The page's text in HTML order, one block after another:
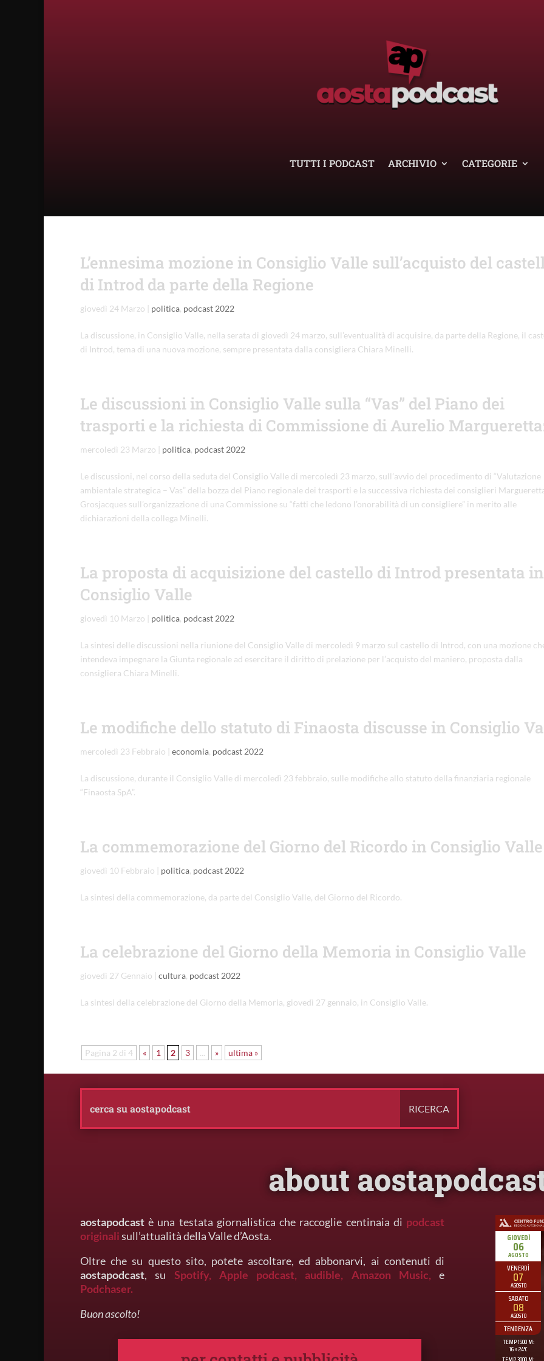
TUTTI I PODCAST ARCHIVIO CATEGORIE
L’ennesima mozione in Consiglio Valle sull’acquisto del
di Introd da parte della Regione
giovedì 24 Marzo politica, podcast 2022
La discussione, in Consiglio Valle, nella serata di giovedì 24 marzo, sull’eventualità di acquisire, da parte della Regione, il
di Introd, tema di una nuova mozione, sempre presentata dalla consigliera Chiara Minelli.
Le discussioni in Consiglio Valle sulla “Vas” del Piano dei
trasporti e la richiesta di Commissione di Aurelio
mercoledì 23 Marzo politica, podcast 2022
Le discussioni, nel corso della seduta del Consiglio Valle di mercoledì 23 marzo, sull’avvio del procedimento di “Valutazione
ambientale strategica – Vas” della bozza del Piano regionale dei trasporti e la successiva richiesta dei consiglieri
Grosjacques sull’organizzazione di una Commissione su “fatti che ledono l’onorabilità di un consigliere” in merito alle
dichiarazioni della collega Minelli.
La proposta di acquisizione del castello di Introd presentata in
Consiglio Valle
giovedì 10 Marzo politica, podcast 2022
La sintesi delle discussioni nella riunione del Consiglio Valle di mercoledì 9 marzo sul castello di Introd, con una mozione
intendeva impegnare la Giunta regionale ad esercitare il diritto di prelazione per l’acquisto del maniero, proposta dalla
consigliera Chiara Minelli.
Le modifiche dello statuto di Finaosta discusse in Consiglio
mercoledì 23 Febbraio economia, podcast 2022
La discussione, durante il Consiglio Valle di mercoledì 23 febbraio, sulle modifiche allo statuto della finanziaria regionale
“Finaosta SpA”.
La commemorazione del Giorno del Ricordo in Consiglio Valle
giovedì 10 Febbraio politica, podcast 2022
La sintesi della commemorazione, da parte del Consiglio Valle, del Giorno del Ricordo.
La celebrazione del Giorno della Memoria in Consiglio Valle
giovedì 27 Gennaio cultura, podcast 2022
La sintesi della celebrazione del Giorno della Memoria, giovedì 27 gennaio, in Consiglio Valle.
Pagina 2 di 4 « 1 2 3 ... » ultima »
about
aostapodcast è una testata giornalistica che raccoglie centinaia di podcast
originalisull’attualità della Valle d’Aosta.
Oltre che su questo sito, potete ascoltare, ed abbonarvi, ai contenuti di
aostapodcast, su Spotify, Apple podcast, audible, Amazon Music, e
Podchaser.
Buon ascolto!